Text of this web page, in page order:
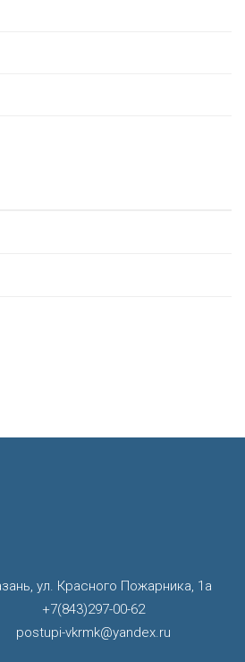
ул. Красного Пожарника, 1а
+7(843)297-00-62
postupi-vkrmk@yandex.ru